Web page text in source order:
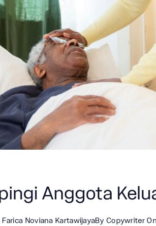
Anggota
Farica Noviana KartawijayaBy Copywriter